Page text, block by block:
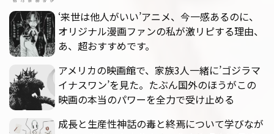
‘来世は他人がいい’アニメ、今一感あるのに、
オリジナル漫画ファンの私が激リピする理由、
あ、超おすすめです。
アメリカの映画館で、家族3人一緒に’ゴジラマ
イナスワン’を見た。たぶん国外のほうがこの
映画の本当のパワーを全力で受け止める
成長と生産性神話の毒と終焉について学びなが